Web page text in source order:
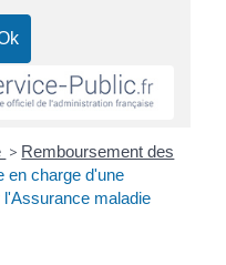
> Remboursement des
en charge d'une
l'Assurance maladie